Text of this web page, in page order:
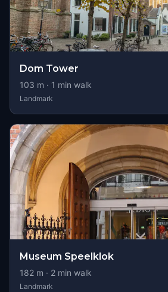
Dom Tower
103 m · 1 min walk
Landmark
Museum Speelklok
182 m · 2 min walk
Landmark